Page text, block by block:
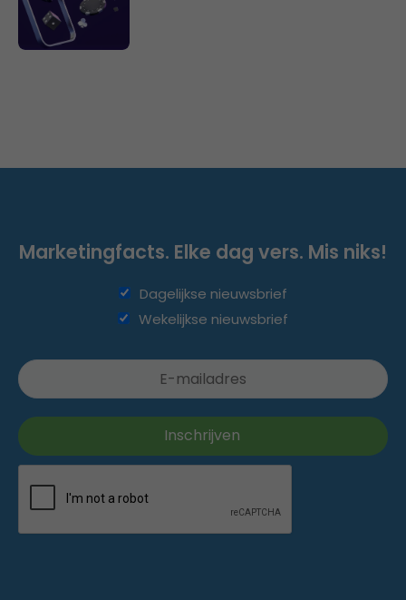
Marketingfacts. Elke dag vers. Mis niks!
Dagelijkse nieuwsbrief
Wekelijkse nieuwsbrief